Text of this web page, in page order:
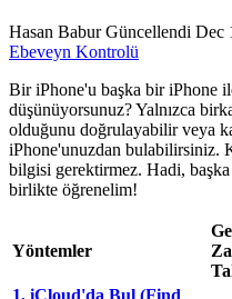
Hasan BaburGüncellendi Dec
Ebeveyn Kontrolü
Bir iPhone'u başka bir iPhone ile
düşünüyorsunuz? Yalnızca
olduğunu doğrulayabilir veya
iPhone'unuzdan bulabilirsiniz.
bilgisi gerektirmez. Hadi,
birlikte öğrenelim!
Yöntemler
1. iCloud'da Bul (Find